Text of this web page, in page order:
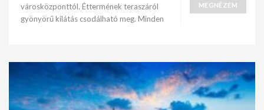
városközponttól. Éttermének teraszáról
gyönyörű kilátás csodálható meg. Minden
MEGNÉZEM